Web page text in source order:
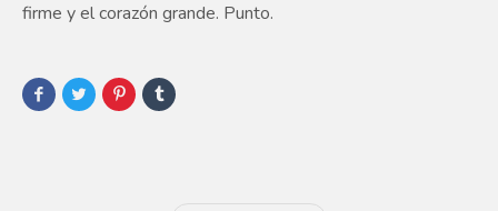
firme y el corazón grande. Punto.